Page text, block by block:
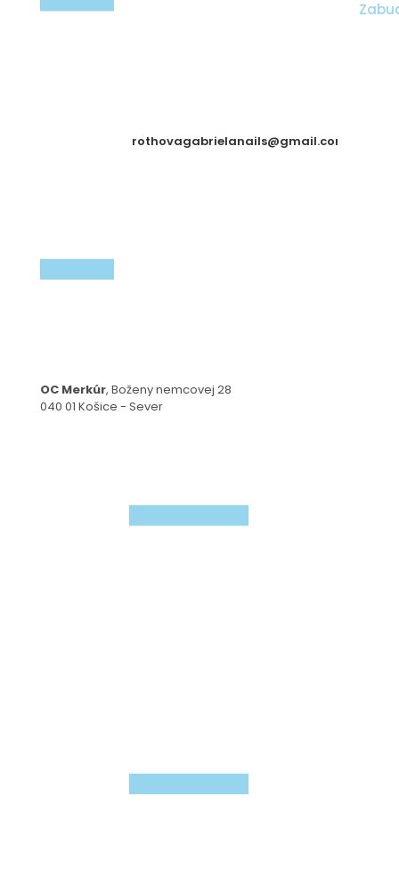
rothovagabrielanails@gmail.com
OC Merkúr, Boženy nemcovej 28
040 01 Košice - Sever